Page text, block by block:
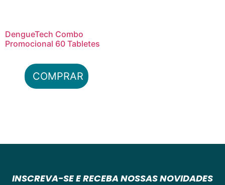
DengueTech Combo
Promocional 60 Tabletes
COMPRAR
INSCREVA-SE E RECEBA NOSSAS NOVIDADES